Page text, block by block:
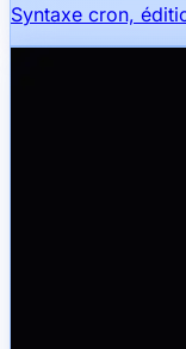
Syntaxe cron,